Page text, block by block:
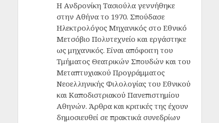
Η Ανδρονίκη Τασιούλα γεννήθηκε
στην Αθήνα το 1970. Σπούδασε
Ηλεκτρολόγος Μηχανικός στο Εθνικό
Μετσόβιο Πολυτεχνείο και εργάστηκε
ως μηχανικός. Είναι απόφοιτη του
Τμήματος Θεατρικών Σπουδών και του
Μεταπτυχιακού Προγράμματος
Νεοελληνικής Φιλολογίας του Εθνικού
και Καποδιστριακού Πανεπιστημίου
Αθηνών. Άρθρα και κριτικές της έχουν
δημοσιευθεί σε πρακτικά συνεδρίων